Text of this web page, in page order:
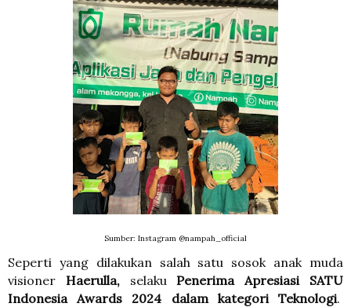
Sumber: Instagram @nampah_official
Seperti yang dilakukan salah satu sosok anak muda
visioner Haerulla, selaku Penerima Apresiasi SATU
Indonesia Awards 2024 dalam kategori
Teknologi.